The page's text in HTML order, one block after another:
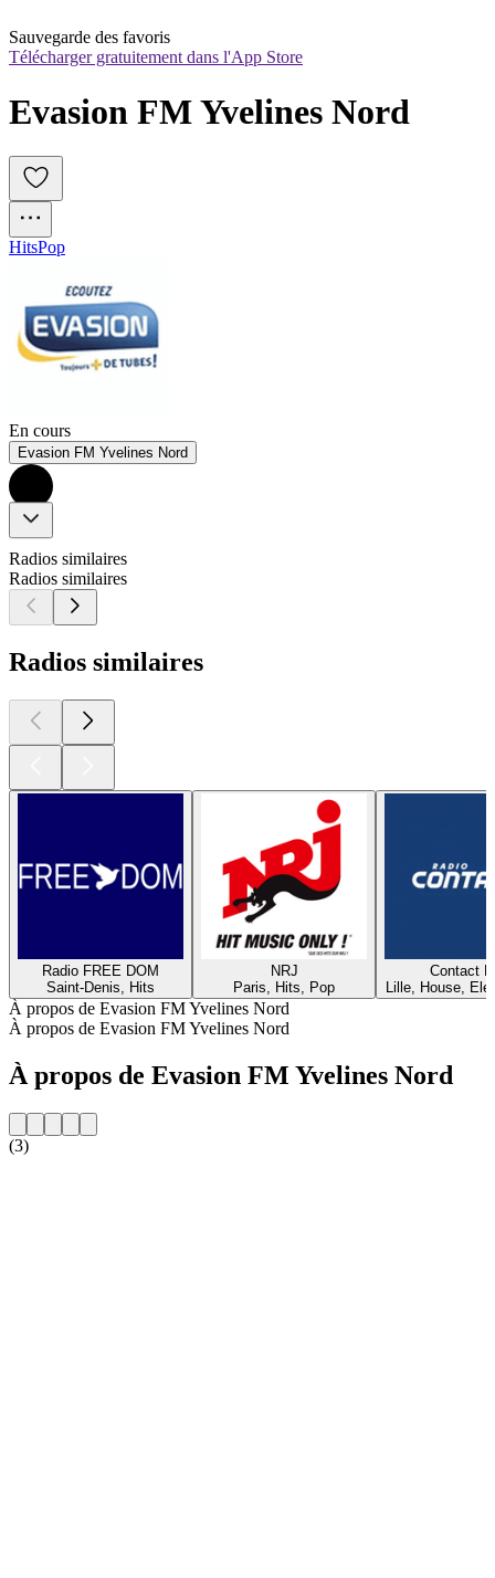
Sauvegarde des favoris
Télécharger gratuitement dans l'App Store
Evasion FM Yvelines Nord
HitsPop
En cours
Evasion FM Yvelines Nord
Radios similaires
Radios similaires
Radios similaires
Radio FREE DOM
Saint-Denis, Hits
NRJ
Paris, Hits, Pop
Contact
Lille, House,
À propos de Evasion FM Yvelines Nord
À propos de Evasion FM Yvelines Nord
À propos de Evasion FM Yvelines Nord
(3)